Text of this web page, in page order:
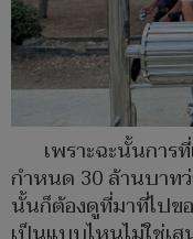
เพราะฉะนั้นการ
กำหนด 30 ล้านบาท
นั้นก็ต้องดูที่มาที่ไปข